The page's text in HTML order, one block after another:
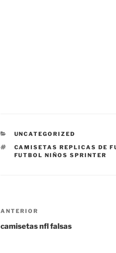
CATEGORÍAS
UNCATEGORIZED
ETIQUETAS
CAMISETAS REPLICAS DE
FUTBOL NIÑOS SPRINTER
Navegación
de
Entrada
anterior:
ANTERIOR
camisetas nfl falsas